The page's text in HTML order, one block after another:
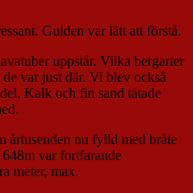
Guiden var lätt att förstå.
uppstår. Vilka bergarter
var just där. Vi blev också
Kalk och fin sand tätade
årtusenden nu fylld med bråte
var fortfarande
meter, max.